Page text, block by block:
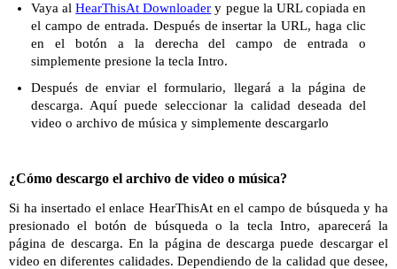
Vaya alHearThisAt Downloader y pegue la URL copiada en
el campo de entrada. Después de insertar la URL, haga clic
en el botón a la derecha del campo de entrada o
simplemente presione la tecla Intro.
Después de enviar el formulario, llegará a la página de
descarga. Aquí puede seleccionar la calidad deseada del
video o archivo de música y simplemente descargarlo
¿Cómo descargo el archivo de video o música?
Si ha insertado el enlace HearThisAt en el campo de búsqueda y ha
presionado el botón de búsqueda o la tecla Intro, aparecerá la
página de descarga. En la página de descarga puede descargar el
video en diferentes calidades. Dependiendo de la calidad que desee,